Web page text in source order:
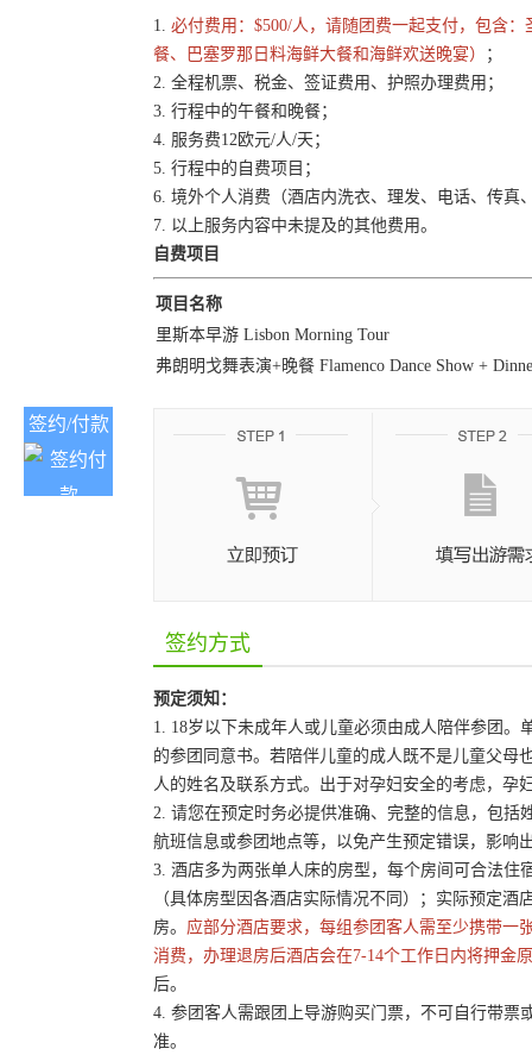
1. 必付费用：$500/人，请随团费一起支付，包含
餐、巴塞罗那日料海鲜大餐和海鲜欢送晚宴）
；
2. 全程机票、税金、签证费用、护照办理费用；
3. 行程中的午餐和晚餐；
4. 服务费12欧元/人/天；
5. 行程中的自费项目；
6. 境外个人消费（酒店内洗衣、理发、电话、传真
7. 以上服务内容中未提及的其他费用。
自费项目
项目名称
里斯本早游 Lisbon Morning Tour
弗朗明戈舞表演+晚餐 Flamenco Dance Show +
签约/付款
签约方式
预定须知：
1. 18岁以下未成年人或儿童必须由成人陪伴参团
的参团同意书。若陪伴儿童的成人既不是儿童父母
人的姓名及联系方式。出于对孕妇安全的考虑，孕
2. 请您在预定时务必提供准确、完整的信息，包
航班信息或参团地点等，以免产生预定错误，影响
3. 酒店多为两张单人床的房型，每个房间可合法住
（具体房型因各酒店实际情况不同）；实际预定
房。 应部分酒店要求，每组参团客人需至少携带一
消费，办理退房后酒店会在7-14个工作日内将押金
后。
4. 参团客人需跟团上导游购买门票，不可自行带票
准。